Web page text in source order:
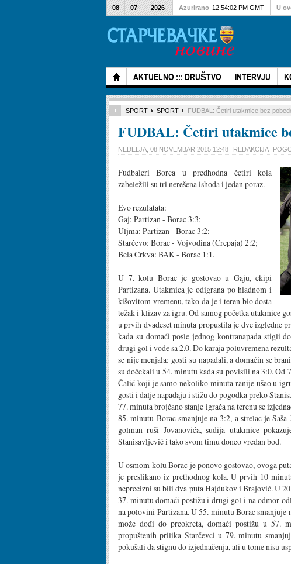
AKTUELNO ::: DRUŠTVO INTERVJU
08 07 2026 Azurirano 12:54:02 PM GMT U
SPORT SPORT FUDBAL: Četiri utakmice bez
FUDBAL: Četiri utakmice
NEDELJA, 08 NOVEMBAR 2015 12:48 REDAKCIJA
Fudbaleri Borca u predhodna četiri kola
zabeležili su tri nerešena ishoda i jedan poraz.
Evo rezulatata:
Gaj: Partizan - Borac 3:3;
Uljma: Partizan - Borac 3:2;
Starčevo: Borac - Vojvodina (Crepaja) 2:2;
Bela Crkva: BAK - Borac 1:1.
U 7. kolu Borac je gostovao u Gaju, ekipi
Partizana. Utakmica je odigrana po hladnom i
kišovitom vremenu, tako da je i teren bio dosta
težak i klizav za igru. Od samog početka utakmice
u prvih dvadeset minuta propustila je dve izgledne
kada su domaći posle jednog kontranapada stigli
drugi gol i vode sa 2.0. Do karaja poluvremena
se nije menjala: gosti su napadali, a domaćin se
su dočekali u 54. minutu kada su povisili na 3:0. Od
Čalić koji je samo nekoliko minuta ranije ušao u
gosti i dalje napadaju i stižu do pogodka preko
77. minuta brojčano stanje igrača na terenu se
85. minutu Borac smanjuje na 3:2, a strelac je
golman ruši Jovanovića, sudija utakmice
Stanisavljević i tako svom timu doneo vredan bod.
U osmom kolu Borac je ponovo gostovao, ovoga
je preslikano iz prethodnog kola. U prvih 10
neprecizni su bili dva puta Hajdukov i Brajović. U
37. minutu domaći postižu i drugi gol i na odmor
na polovini Partizana. U 55. minutu Borac smanjuje
može dođi do preokreta, domaći postižu u 57.
propuštenih prilika Starčevci u 79. minutu
pokušali da stignu do izjednačenja, ali u tome nisu